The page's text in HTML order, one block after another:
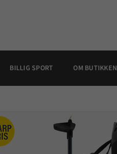
BILLIG SPORT OM BUTIKKEN